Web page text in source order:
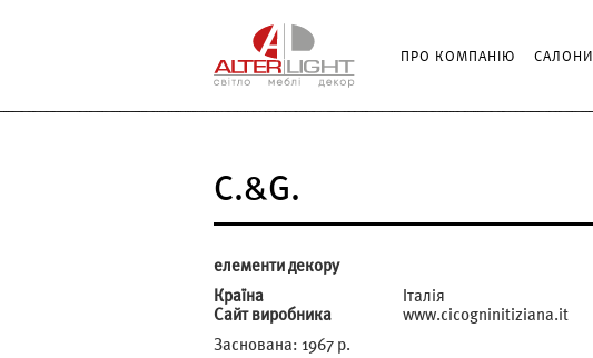
ПРО КОМПАНІЮ САЛОНИ
C.&G.
елементи декору
Країна
Італія
Сайт виробника
www.cicogninitiziana.it
Заснована: 1967 р.